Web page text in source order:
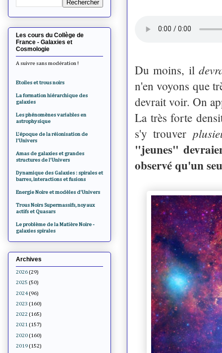
Du moins, il
n'en voyons que
devrait voir. On
La très forte
s'y trouver
"jeunes"
observé qu'un
Les cours du Collège de
France - Galaxies et
Cosmologie
A suivre sans modération !
Etoiles et trous noirs
La formation hiérarchique des
galaxies
Les phénomènes variables en
astrophysique
L'époque de la réionisation de
l'Univers
Amas de galaxies et grandes
structures de l'Univers
Dynamique des Galaxies : spirales et
barres, interactions et fusions
Energie Noire et modèles d'Univers
Trous Noirs Supermassifs, noyaux
actifs et Quasars
Le problème de la Matière Noire -
galaxies spirales
Archives
2026 (29)
2025 (50)
2024 (96)
2023 (160)
2022 (165)
2021 (157)
2020 (160)
2019 (152)